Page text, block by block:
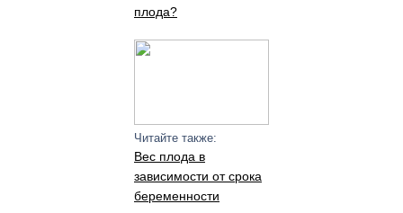
плода?
Читайте также:
Вес плода в
зависимости от срока
беременности